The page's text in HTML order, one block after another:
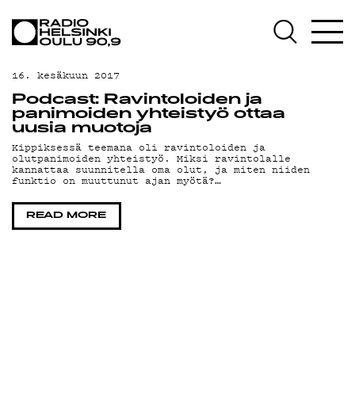
AJANKOHTAISTA
OHJELMAT
TEKIJÄT
ON-DEMAND
PODCAST
MAINOSTA
YHTEYSTIEDOT
16. kesäkuun 2017
Podcast: Ravintoloiden ja
panimoiden yhteistyö ottaa
uusia muotoja
Kippiksessä teemana oli ravintoloiden ja
olutpanimoiden yhteistyö. Miksi ravintolalle
kannattaa suunnitella oma olut, ja miten niiden
funktio on muuttunut ajan myötä?…
READ MORE